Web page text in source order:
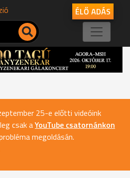
ÉLŐ ADÁS
25-e előtti videóink
csak aYouTube csatornánkon
megoldásán.